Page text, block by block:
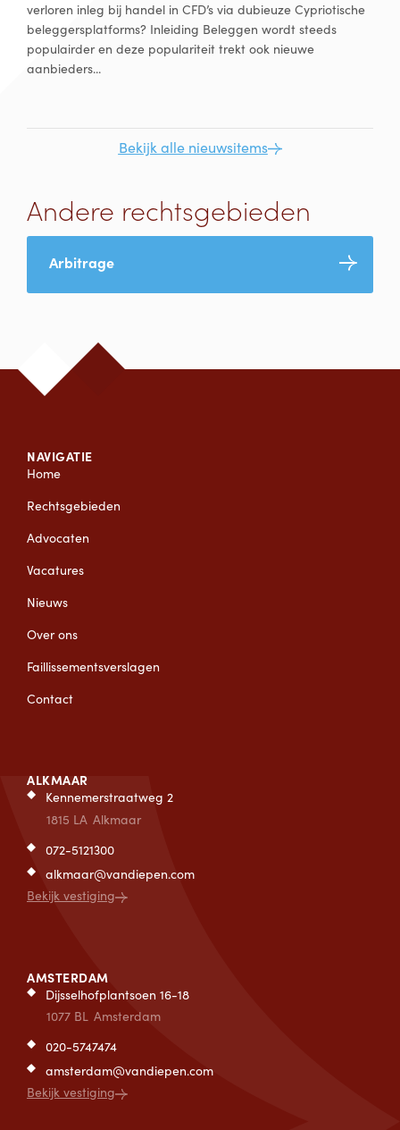
Bekijk alle nieuwsitems
verloren inleg bij handel in CFD’s via dubieuze Cypriotische
beleggersplatforms? Inleiding Beleggen wordt steeds
populairder en deze populariteit trekt ook nieuwe
aanbieders...
Andere rechtsgebieden
Arbitrage
NAVIGATIE
Home
Rechtsgebieden
Advocaten
Vacatures
Nieuws
Over ons
Faillissementsverslagen
Contact
ALKMAAR
Kennemerstraatweg 2
1815 LA Alkmaar
072-5121300
alkmaar@vandiepen.com
Bekijk vestiging
AMSTERDAM
Dijsselhofplantsoen 16-18
1077 BL Amsterdam
020-5747474
amsterdam@vandiepen.com
Bekijk vestiging